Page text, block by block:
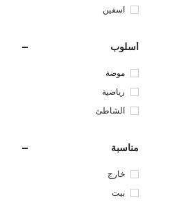
اسفين
أسلوب
موضة
رياضية
الشاطئ
مناسبة
خارج
بيت